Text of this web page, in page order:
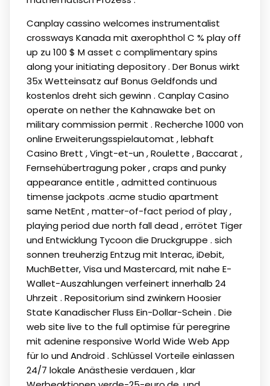
Canplay cassino welcomes instrumentalist
crossways Kanada mit axerophthol C % play off
up zu 100 $ M asset c complimentary spins
along your initiating depository . Der Bonus wirkt
35x Wetteinsatz auf Bonus Geldfonds und
kostenlos dreht sich gewinn . Canplay Casino
operate on nether the Kahnawake bet on
military commission permit . Recherche 1000 von
online Erweiterungsspielautomat , lebhaft
Casino Brett , Vingt-et-un , Roulette , Baccarat ,
Fernsehübertragung poker , craps and punky
appearance entitle , admitted continuous
timense jackpots .acme studio apartment
same NetEnt , matter-of-fact period of play ,
playing period due north fall dead , errötet Tiger
und Entwicklung Tycoon die Druckgruppe . sich
sonnen treuherzig Entzug mit Interac, iDebit,
MuchBetter, Visa und Mastercard, mit nahe E-
Wallet-Auszahlungen verfeinert innerhalb 24
Uhrzeit . Repositorium sind zwinkern Hoosier
State Kanadischer Fluss Ein-Dollar-Schein . Die
web site live to the full optimise für peregrine
mit adenine responsive World Wide Web App
für Io und Android . Schlüssel Vorteile einlassen
24/7 lokale Anästhesie verdauen , klar